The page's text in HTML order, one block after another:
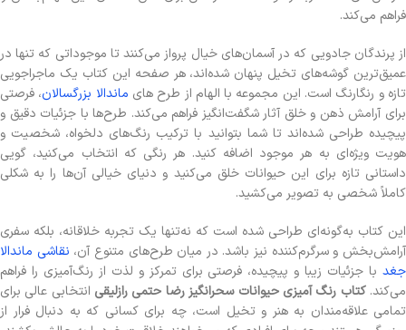
فراهم می‌کند.
از پرندگان جادویی که در آسمان‌های خیال پرواز می‌کنند تا موجوداتی که تنها در
عمیق‌ترین گوشه‌های تخیل پنهان شده‌اند، هر صفحه این کتاب یک ماجراجویی
تازه و رنگارنگ است. این مجموعه با الهام از طرح های ماندالا بزرگسالان، فرصتی
برای آرامش ذهن و خلق آثار شگفت‌انگیز فراهم می‌کند. طرح‌ها با جزئیات دقیق و
پیچیده طراحی شده‌اند تا شما بتوانید با ترکیب رنگ‌های دلخواه، شخصیت و
هویت ویژه‌ای به هر موجود اضافه کنید. هر رنگی که انتخاب می‌کنید، گویی
داستانی تازه برای این حیوانات خلق می‌کنید و دنیای خیالی آن‌ها را به شکلی
کاملاً شخصی به تصویر می‌کشید.
این کتاب به‌گونه‌ای طراحی شده است که نه‌تنها یک تجربه خلاقانه، بلکه سفری
آرامش‌بخش و سرگرم‌کننده نیز باشد. در میان طرح‌های متنوع آن، نقاشی ماندالا
جغد با جزئیات زیبا و پیچیده، فرصتی برای تمرکز و لذت از رنگ‌آمیزی را فراهم
می‌کند.کتاب رنگ آمیزی حیوانات سحرانگیز رضا حتمی رازلیقی انتخابی عالی برای
تمامی علاقه‌مندان به هنر و تخیل است، چه برای کسانی که به دنبال فرار از